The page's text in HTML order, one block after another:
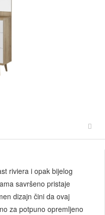
riviera i opak bijelog
savršeno pristaje
dizajn čini da ovaj
za potpuno opremljeno